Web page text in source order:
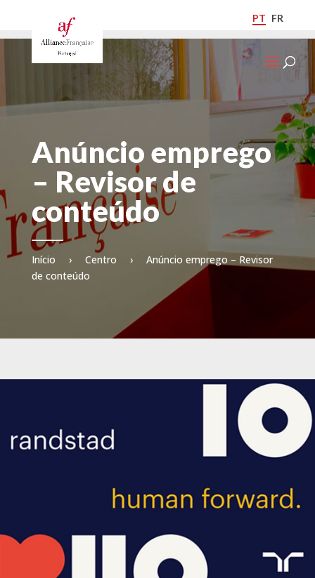
PT FR
Anúncio emprego
– Revisor de
conteúdo
Início › Centro ›
Anúncio emprego – Revisor
de conteúdo